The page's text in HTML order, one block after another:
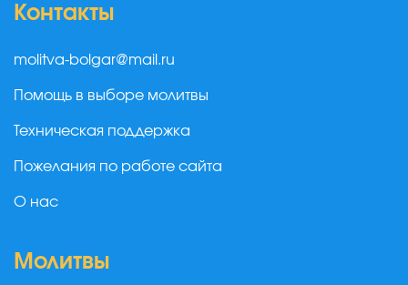
Контакты
molitva-bolgar@mail.ru
Помощь в выборе молитвы
Техническая поддержка
Пожелания по работе сайта
О нас
Молитвы